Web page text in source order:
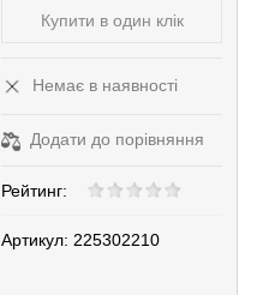
Купити в один клік
Немає в наявності
Додати до порівняння
Рейтинг:
Артикул: 225302210